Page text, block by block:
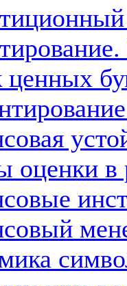
оценки в